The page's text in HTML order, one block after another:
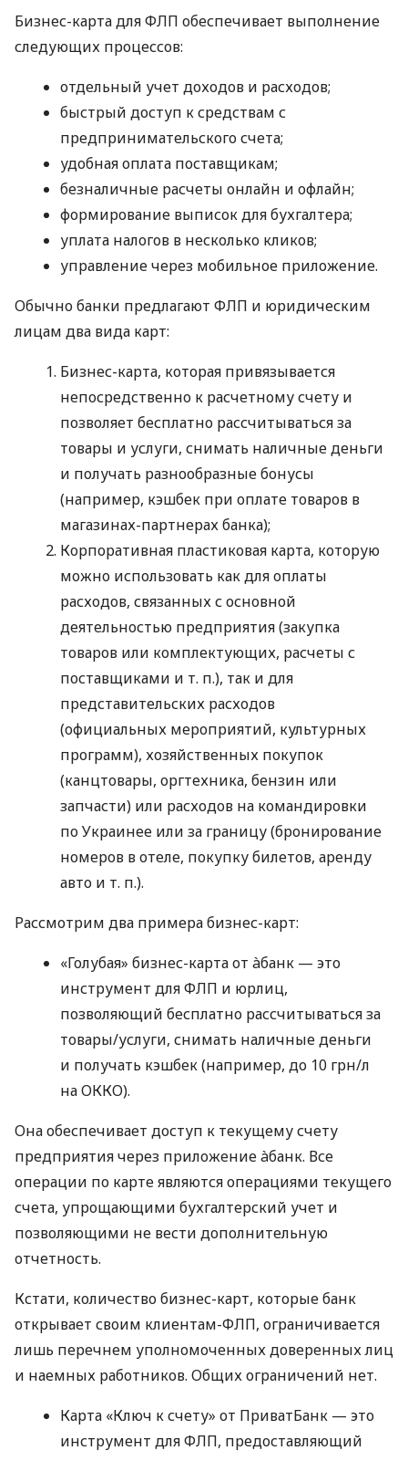
Бизнес-карта для ФЛП обеспечивает выполнение
следующих процессов:
отдельный учет доходов и расходов;
быстрый доступ к средствам с
предпринимательского счета;
удобная оплата поставщикам;
безналичные расчеты онлайн и офлайн;
формирование выписок для бухгалтера;
уплата налогов в несколько кликов;
управление через мобильное приложение.
Обычно банки предлагают ФЛП и юридическим
лицам два вида карт:
Бизнес-карта, которая привязывается
непосредственно к расчетному счету и
позволяет бесплатно рассчитываться за
товары и услуги, снимать наличные деньги
и получать разнообразные бонусы
(например, кэшбек при оплате товаров в
магазинах-партнерах банка);
Корпоративная пластиковая карта, которую
можно использовать как для оплаты
расходов, связанных с основной
деятельностью предприятия (закупка
товаров или комплектующих, расчеты с
поставщиками и т. п.), так и для
представительских расходов
(официальных мероприятий, культурных
программ), хозяйственных покупок
(канцтовары, оргтехника, бензин или
запчасти) или расходов на командировки
по Украинее или за границу (бронирование
номеров в отеле, покупку билетов, аренду
авто и т. п.).
Рассмотрим два примера бизнес-карт:
«Голубая» бизнес-карта от àбанк — это
инструмент для ФЛП и юрлиц,
позволяющий бесплатно рассчитываться за
товары/услуги, снимать наличные деньги
и получать кэшбек (например, до 10 грн/л
на ОККО).
Она обеспечивает доступ к текущему счету
предприятия через приложение àбанк. Все
операции по карте являются операциями текущего
счета, упрощающими бухгалтерский учет и
позволяющими не вести дополнительную
отчетность.
Кстати, количество бизнес-карт, которые банк
открывает своим клиентам-ФЛП, ограничивается
лишь перечнем уполномоченных доверенных лиц
и наемных работников. Общих ограничений нет.
Карта «Ключ к счету» от ПриватБанк — это
инструмент для ФЛП, предоставляющий